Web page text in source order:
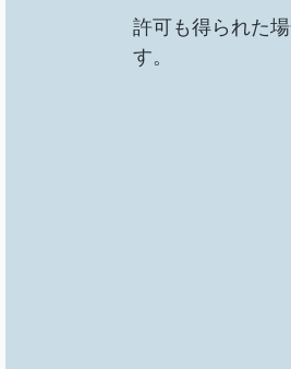
許可も得られた
す。